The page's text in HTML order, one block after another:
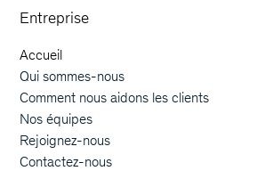
Entreprise
Main navigation
Accueil
Qui sommes-nous
Comment nous aidons les clients
Nos équipes
Rejoignez-nous
Contactez-nous